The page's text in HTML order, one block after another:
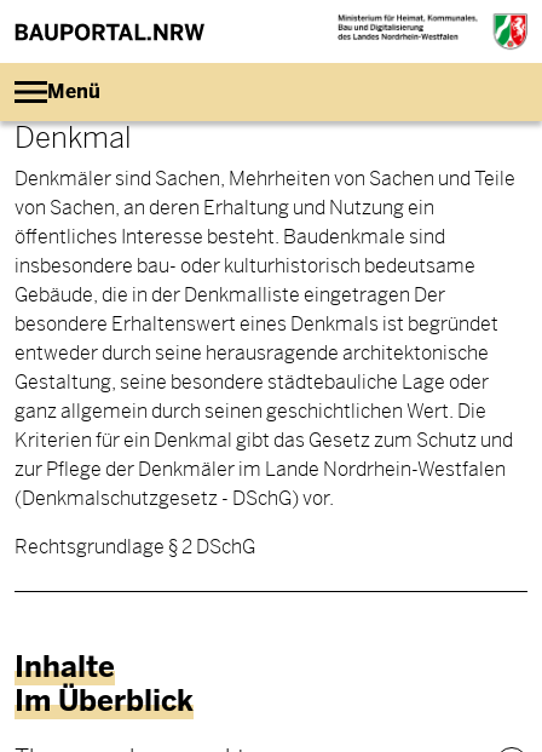
Menü
Denkmal
Denkmäler sind Sachen, Mehrheiten von Sachen und Teile
von Sachen, an deren Erhaltung und Nutzung ein
öffentliches Interesse besteht. Baudenkmale sind
insbesondere bau- oder kulturhistorisch bedeutsame
Gebäude, die in der Denkmalliste eingetragen Der
besondere Erhaltenswert eines Denkmals ist begründet
entweder durch seine herausragende architektonische
Gestaltung, seine besondere städtebauliche Lage oder
ganz allgemein durch seinen geschichtlichen Wert. Die
Kriterien für ein Denkmal gibt das Gesetz zum Schutz und
zur Pflege der Denkmäler im Lande Nordrhein-Westfalen
(Denkmalschutzgesetz - DSchG) vor.
Rechtsgrundlage § 2 DSchG
Inhalte
Im Überblick
Fußbereich Sitemap